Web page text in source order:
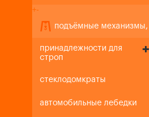
+-
подъёмные механизмы,
принадлежности для
строп
стеклодомкраты
автомобильные лебедки